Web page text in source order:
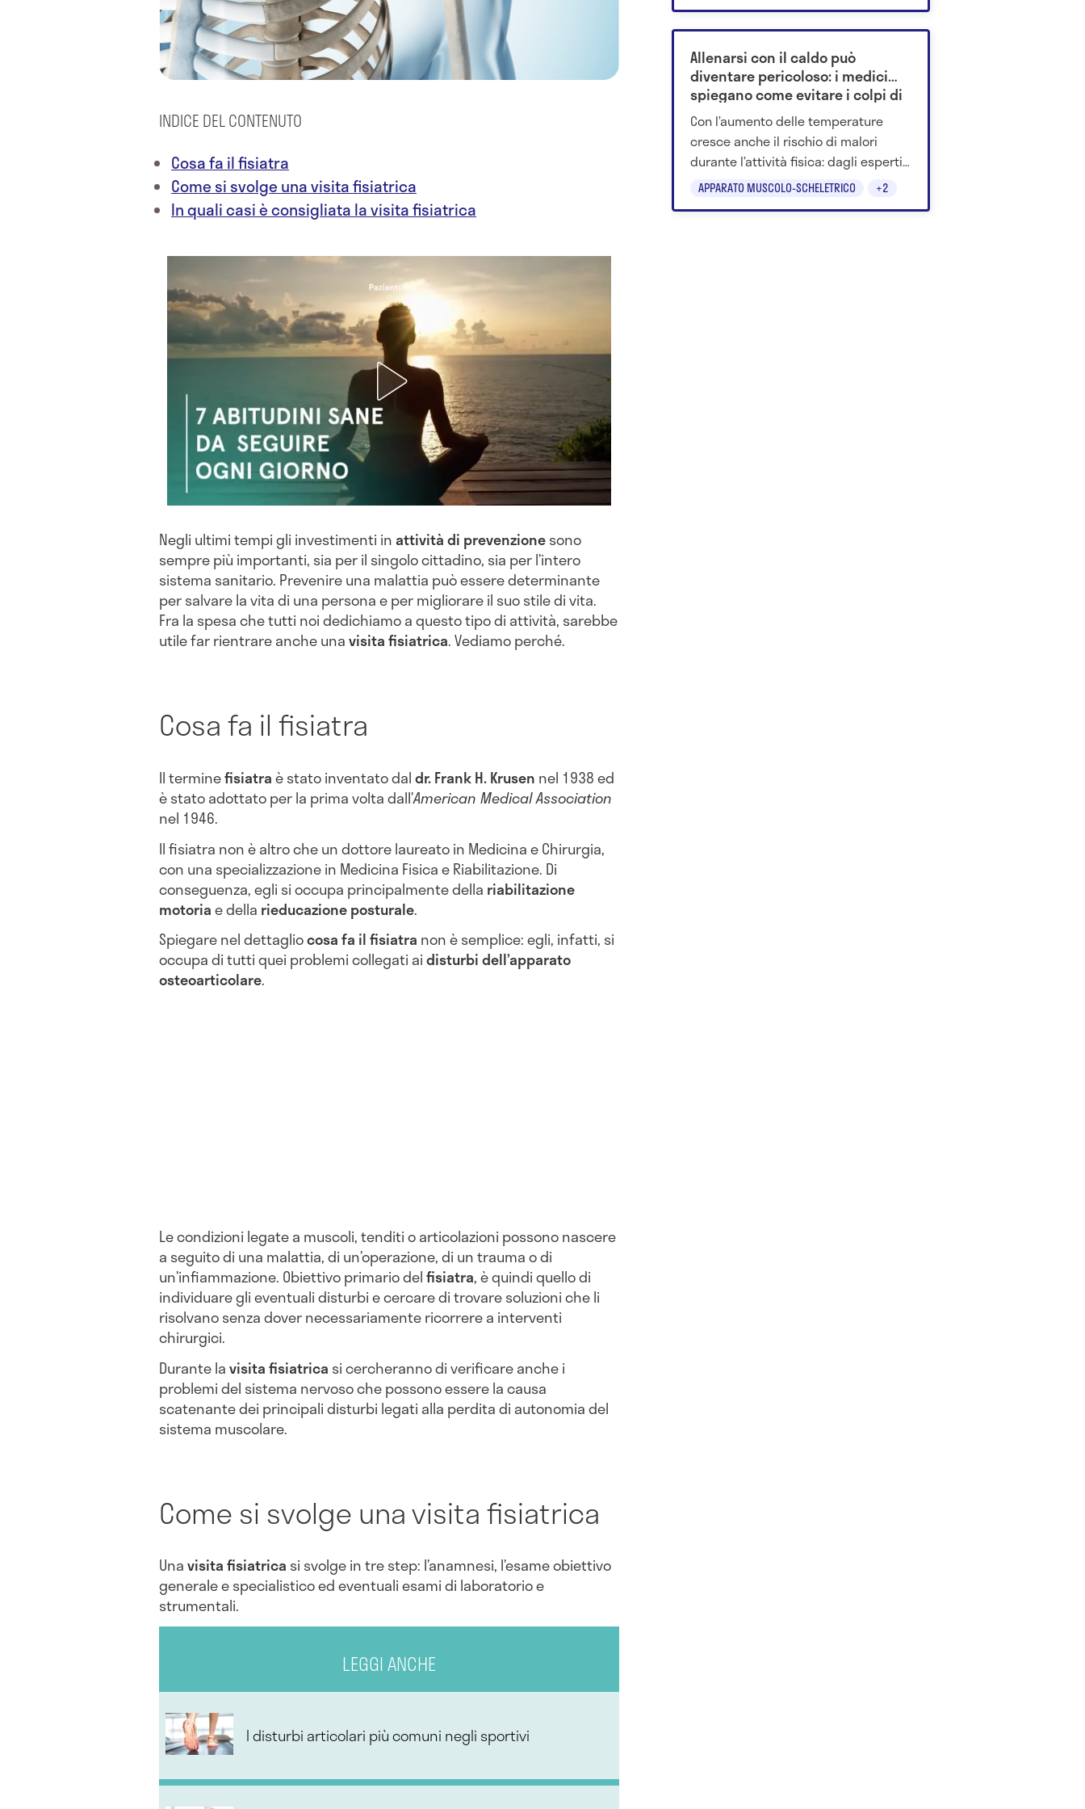
INDICE DEL CONTENUTO
Cosa fa il fisiatra
Come si svolge una visita fisiatrica
In quali casi è consigliata la visita fisiatrica
Negli ultimi tempi gli investimenti inattività di prevenzionesono
sempre più importanti, sia per il singolo cittadino, sia per l’intero
sistema sanitario. Prevenire una malattia può essere determinante
per salvare la vita di una persona e per migliorare il suo stile di vita.
Fra la spesa che tutti noi dedichiamo a questo tipo di attività, sarebbe
utile far rientrare anche unavisita fisiatrica. Vediamo perché.
Cosa fa il fisiatra
Il terminefisiatraè stato inventato daldr. Frank H. Krusen nel 1938 ed
è stato adottato per la prima volta dall’American Medical Association
nel 1946.
Il fisiatra non è altro che un dottore laureato in Medicina e Chirurgia,
con una specializzazione in Medicina Fisica e Riabilitazione. Di
conseguenza, egli si occupa principalmente della riabilitazione
motoriae della rieducazione posturale.
Spiegare nel dettagliocosa fa il fisiatra non è semplice: egli, infatti, si
occupa di tutti quei problemi collegati aidisturbi dell’apparato
osteoarticolare.
Le condizioni legate a muscoli, tenditi o articolazioni possono nascere
a seguito di una malattia, di un’operazione, di un trauma o di
un’infiammazione. Obiettivo primario delfisiatra, è quindi quello di
individuare gli eventuali disturbi e cercare di trovare soluzioni che li
risolvano senza dover necessariamente ricorrere a interventi
chirurgici.
Durante lavisita fisiatrica si cercheranno di verificare anche i
problemi del sistema nervoso che possono essere la causa
scatenante dei principali disturbi legati alla perdita di autonomia del
sistema muscolare.
Come si svolge una visita fisiatrica
Unavisita fisiatrica si svolge in tre step: l’anamnesi, l’esame obiettivo
generale e specialistico ed eventuali esami di laboratorio e
strumentali.
LEGGI ANCHE
I disturbi articolari più comuni negli sportivi
APPARATO MUSCOLO-SCHELETRICO +2
Allenarsi con il caldo può
diventare pericoloso: i medici
spiegano come evitare i colpi di
calore
Con l’aumento delle temperature
cresce anche il rischio di malori
durante l’attività fisica: dagli esperti
arrivano consigli su idratazione e